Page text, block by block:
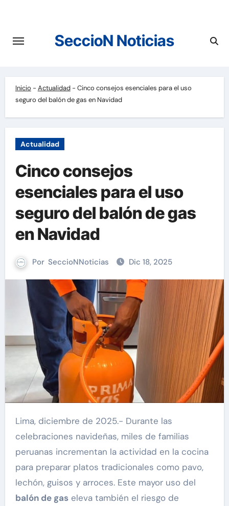
contenido
SeccioN Noticias
Inicio - Actualidad- Cinco consejos esenciales para el uso
seguro del balón de gas en Navidad
Actualidad
Cinco consejos
esenciales para el uso
seguro del balón de gas
en Navidad
Por SeccioNNoticias Dic 18, 2025
Lima, diciembre de 2025.- Durante las
celebraciones navideñas, miles de familias
peruanas incrementan la actividad en la cocina
para preparar platos tradicionales como pavo,
lechón, guisos y arroces. Este mayor uso del
balón de gaseleva también el riesgo de